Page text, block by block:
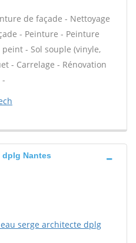
de façade - Nettoyage
- Peinture - Peinture
- Sol souple (vinyle,
- Carrelage - Rénovation
dplg Nantes
serge architecte dplg